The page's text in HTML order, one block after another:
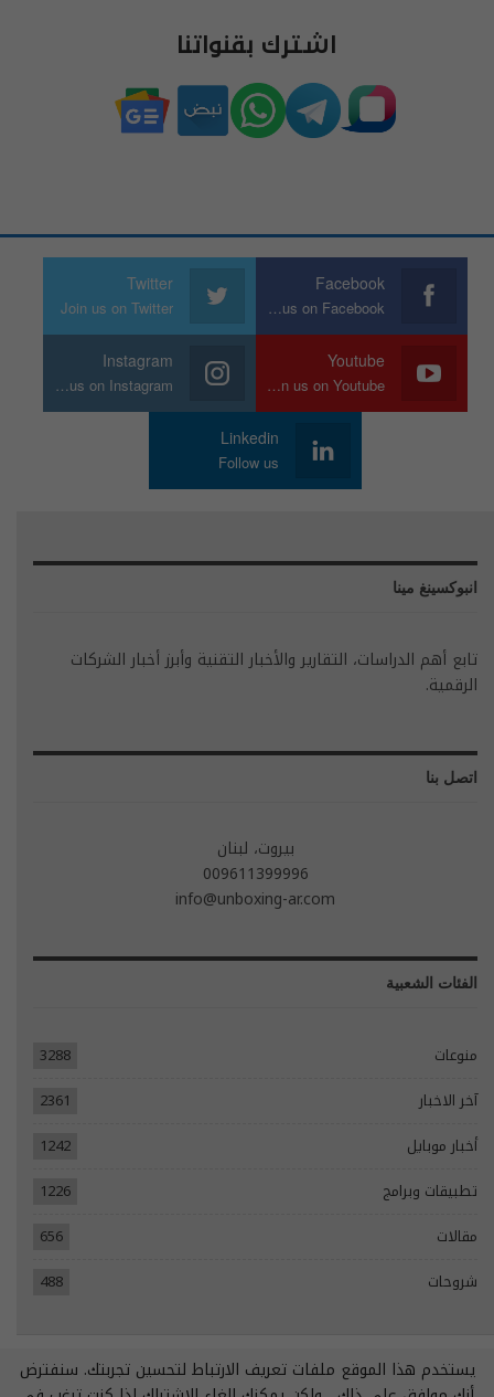
اشترك بقنواتنا
Facebook
Join us on Facebook
Twitter
Join us on Twitter
Youtube
Join us on Youtube
Instagram
Join us on Instagram
Linkedin
Follow us
انبوكسينغ مينا
تابع أهم الدراسات، التقارير والأخبار التقنية وأبرز أخبار الشركات
الرقمية.
اتصل بنا
بيروت، لبنان
009611399996
info@unboxing-ar.com
الفئات الشعبية
منوعات
3288
آخر الاخبار
2361
أخبار موبايل
1242
تطبيقات وبرامج
1226
مقالات
656
شروحات
488
© 2026 - جميع الحقوق محفوظة.
يستخدم هذا الموقع ملفات تعريف الارتباط لتحسين تجربتك. سنفترض